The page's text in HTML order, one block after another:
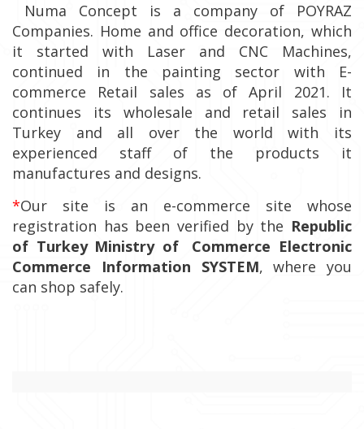
Numa Concept is a company of POYRAZ
Companies. Home and office decoration, which
it started with Laser and CNC Machines,
continued in the painting sector with E-
commerce Retail sales as of April 2021. It
continues its wholesale and retail sales in
Turkey and all over the world with its
experienced staff of the products it
manufactures and designs.
*Our site is an e-commerce site whose
registration has been verified by the Republic
of Turkey Ministry of
Commerce Electronic
Commerce Information SYSTEM, where you
can shop safely.